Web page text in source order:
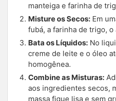
manteiga e farinha de
Misture os Secos: Em
fubá, a farinha de trigo, o
Bata os Líquidos: No
creme de leite e o óleo
homogênea.
Combine as Misturas:
aos ingredientes secos,
massa fique lisa e sem